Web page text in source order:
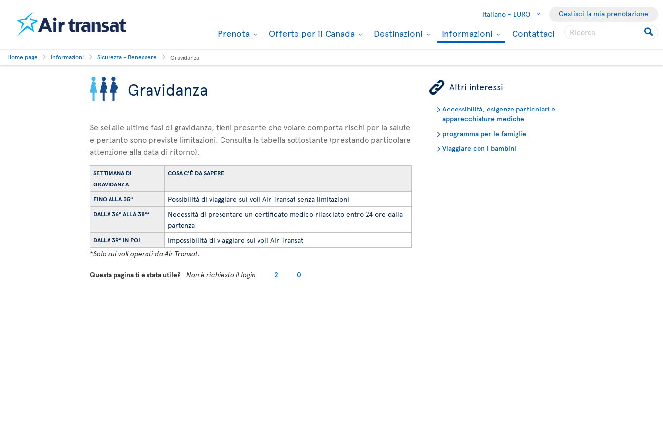
Italiano - EURO Gestisci la mia prenotazione
Prenota Offerte per il Canada Destinazioni Informazioni Contattaci
Home page Informazioni Sicurezza - Benessere Gravidanza
Gravidanza
Se sei alle ultime fasi di gravidanza, tieni presente che volare comporta rischi per la salute
e pertanto sono previste limitazioni. Consulta la tabella sottostante (prestando particolare
attenzione alla data di ritorno).
SETTIMANA DI
GRAVIDANZA
COSA C'È DA SAPERE
FINO ALLA 35ª Possibilità di viaggiare sui voli Air Transat senza limitazioni
DALLA 36ª ALLA 38ª*
Necessità di presentare un certificato medico rilasciato entro 24 ore dalla
partenza
DALLA 39ª IN POI
Impossibilità di viaggiare sui voli Air Transat
*Solo sui voli operati da Air Transat.
ÿ Altri interessi
Accessibilità, esigenze particolari e
apparecchiature mediche
programma per le famiglie
Viaggiare con i bambini
Questa pagina ti è stata utile? Non è richiesto il login 2 0